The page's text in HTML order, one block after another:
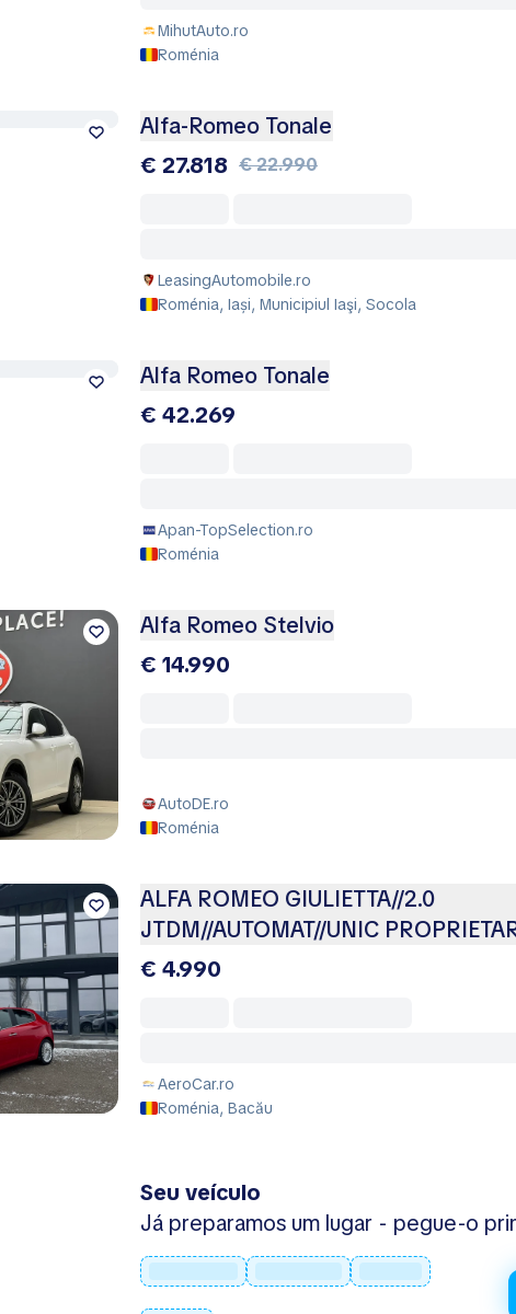
MihutAuto.ro
Roménia
Alfa-Romeo Tonale
€ 27.818 € 22.990
LeasingAutomobile.ro
Roménia, Iași, Municipiul Iaşi, Socola
Alfa Romeo Tonale
€ 42.269
Apan-TopSelection.ro
Roménia
Alfa Romeo Stelvio
€ 14.990
AutoDE.ro
Roménia
ALFA ROMEO GIULIETTA//2.0
JTDM//AUTOMAT//UNIC
€ 4.990
AeroCar.ro
Roménia, Bacău
Seu veículo
Já preparamos um lugar - pegue-o